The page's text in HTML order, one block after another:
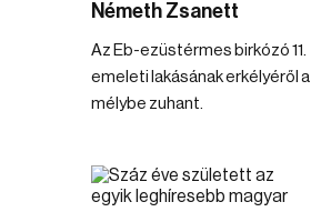
Németh Zsanett
Az Eb-ezüstérmes birkózó 11.
emeleti lakásának erkélyéről a
mélybe zuhant.